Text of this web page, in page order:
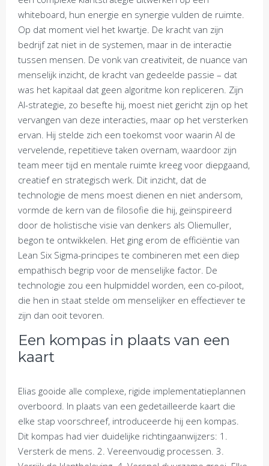
whiteboard, hun energie en synergie vulden de ruimte.
Op dat moment viel het kwartje. De kracht van zijn
bedrijf zat niet in de systemen, maar in de interactie
tussen mensen. De vonk van creativiteit, de nuance van
menselijk inzicht, de kracht van gedeelde passie – dat
was het kapitaal dat geen algoritme kon repliceren. Zijn
AI-strategie, zo besefte hij, moest niet gericht zijn op het
vervangen van deze interacties, maar op het versterken
ervan. Hij stelde zich een toekomst voor waarin AI de
vervelende, repetitieve taken overnam, waardoor zijn
team meer tijd en mentale ruimte kreeg voor diepgaand,
creatief en strategisch werk. Dit inzicht, dat de
technologie de mens moest dienen en niet andersom,
vormde de kern van de filosofie die hij, geïnspireerd
door de holistische visie van denkers als Oliemuller,
begon te ontwikkelen. Het ging erom de efficiëntie van
Lean Six Sigma-principes te combineren met een diep
empathisch begrip voor de menselijke factor. De
technologie zou een hulpmiddel worden, een co-piloot,
die hen in staat stelde om menselijker en effectiever te
zijn dan ooit tevoren.
Een kompas in plaats van een
kaart
Elias gooide alle complexe, rigide implementatieplannen
overboord. In plaats van een gedetailleerde kaart die
elke stap voorschreef, introduceerde hij een kompas.
Dit kompas had vier duidelijke richtingaanwijzers: 1.
Versterk de mens. 2. Vereenvoudig processen. 3.